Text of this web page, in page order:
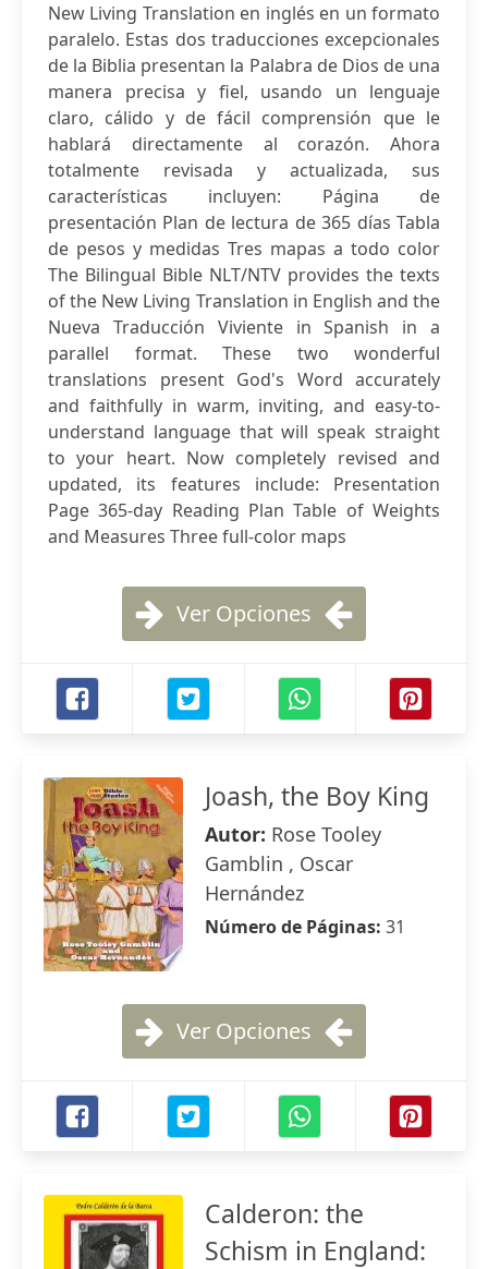
New Living Translation en inglés en un formato
paralelo. Estas dos traducciones excepcionales
de la Biblia presentan la Palabra de Dios de una
manera precisa y fiel, usando un lenguaje
claro, cálido y de fácil comprensión que le
hablará directamente al corazón. Ahora
totalmente revisada y actualizada, sus
características incluyen: Página de
presentación Plan de lectura de 365 días Tabla
de pesos y medidas Tres mapas a todo color
The Bilingual Bible NLT/NTV provides the texts
of the New Living Translation in English and the
Nueva Traducción Viviente in Spanish in a
parallel format. These two wonderful
translations present God's Word accurately
and faithfully in warm, inviting, and easy-to-
understand language that will speak straight
to your heart. Now completely revised and
updated, its features include: Presentation
Page 365-day Reading Plan Table of Weights
and Measures Three full-color maps
Ver Opciones
Joash, the Boy King
Autor: Rose Tooley
Gamblin , Oscar
Hernández
Número de Páginas: 31
Ver Opciones
Calderon: the
Schism in England: